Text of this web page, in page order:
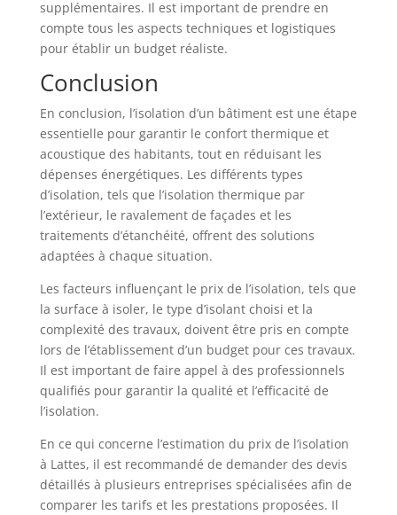
supplémentaires. Il est important de prendre en
compte tous les aspects techniques et logistiques
pour établir un budget réaliste.
Conclusion
En conclusion, l’isolation d’un bâtiment est une étape
essentielle pour garantir le confort thermique et
acoustique des habitants, tout en réduisant les
dépenses énergétiques. Les différents types
d’isolation, tels que l’isolation thermique par
l’extérieur, le ravalement de façades et les
traitements d’étanchéité, offrent des solutions
adaptées à chaque situation.
Les facteurs influençant le prix de l’isolation, tels que
la surface à isoler, le type d’isolant choisi et la
complexité des travaux, doivent être pris en compte
lors de l’établissement d’un budget pour ces travaux.
Il est important de faire appel à des professionnels
qualifiés pour garantir la qualité et l’efficacité de
l’isolation.
En ce qui concerne l’estimation du prix de l’isolation
à Lattes, il est recommandé de demander des devis
détaillés à plusieurs entreprises spécialisées afin de
comparer les tarifs et les prestations proposées. Il